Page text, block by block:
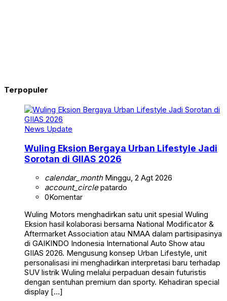
Terpopuler
News Update
Wuling Eksion Bergaya Urban Lifestyle Jadi
Sorotan di GIIAS 2026
calendar_monthMinggu, 2 Agt 2026
account_circlepatardo
0Komentar
Wuling Motors menghadirkan satu unit spesial Wuling
Eksion hasil kolaborasi bersama National Modificator &
Aftermarket Association atau NMAA dalam partisipasinya
di GAIKINDO Indonesia International Auto Show atau
GIIAS 2026. Mengusung konsep Urban Lifestyle, unit
personalisasi ini menghadirkan interpretasi baru terhadap
SUV listrik Wuling melalui perpaduan desain futuristis
dengan sentuhan premium dan sporty. Kehadiran special
display […]